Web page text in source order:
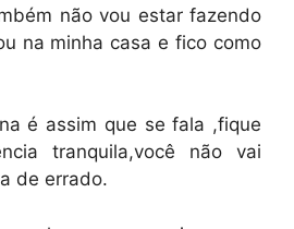
não vou estar fazendo
na minha casa e fico como
é assim que se fala ,fique
tranquila,você não vai
de errado.